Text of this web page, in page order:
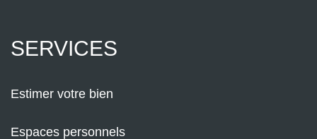
SERVICES
Estimer votre bien
Espaces personnels